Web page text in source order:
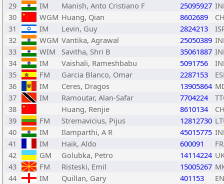
29
IM Manish, Anto Cristiano F 25095927
30
WGM Huang, Qian 8602689
31
IM Levin, Guy 2824213
32
WGM Vantika, Agrawal 25050389
33
WIM Savitha, Shri B 35061887
34
IM Vaishali, Rameshbabu 5091756
35
FM Garcia Blanco, Omar 2287153
36
IM Ceres, Dragos 13905864
37
IM Ramoutar, Alan-Safar 7704224
38
Huang, Renjie 8610134
39
FM Stremavicius, Pijus 12812730
40
IM Ilamparthi, A R 45015775
41
IM Haik, Aldo 600091
42
GM Golubka, Petro 14114224
43
FM Risteski, Emil 15005267
44
IM Quillan, Gary 401153